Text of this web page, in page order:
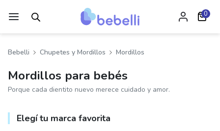
0
Bebelli Chupetes y Mordillos Mordillos
Mordillos para bebés
Porque cada dientito nuevo merece cuidado y amor.
Elegí tu marca favorita